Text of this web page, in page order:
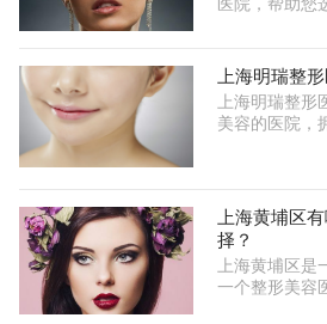
医院，帮助您
上海明瑞整
上海明瑞整
美容的医院，
上海黄埔区
择？
上海黄埔区
一个整形美容